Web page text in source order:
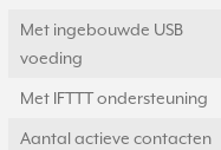
Met ingebouwde USB
voeding
Met IFTTT ondersteuning
Aantal actieve contacten